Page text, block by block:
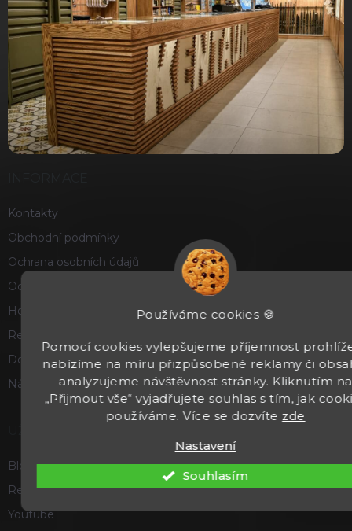
Používáme cookies 🍪
Pomocí cookies vylepšujeme příjemnost
nabízíme na míru přizpůsobené reklamy či
analyzujeme návštěvnost stránky. Kliknutím na
„Přijmout vše“ vyjadřujete souhlas s tím, jak
používáme. Více se dozvíte zde
Nastavení
Souhlasím
Kontakty
Obchodní podmínky
Ochrana osobních údajů
Odstoupení od smlouvy
Hodnocení obchodu
Reklamace a vrácení zboží
Doprava a platba
Náš příběh
Blog
Recenze a hodnocení
Youtube